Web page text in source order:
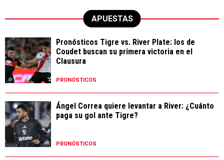
APUESTAS
Pronósticos Tigre vs. River Plate: los de
Coudet buscan su primera victoria en el
Clausura
PRONÓSTICOS
Ángel Correa quiere levantar a River: ¿Cuánto
paga su gol ante Tigre?
PRONÓSTICOS